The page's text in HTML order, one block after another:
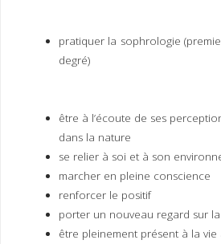
pratiquer la sophrologie
être à l’écoute de ses
dans la nature
se relier à soi et à son
marcher en pleine conscience
renforcer le positif
porter un nouveau regard sur
être pleinement présent à la